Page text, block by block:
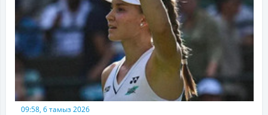
09:58, 6 тамыз 2026